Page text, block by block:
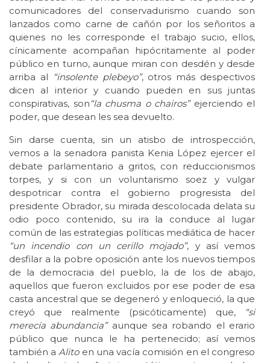
comunicadores del conservadurismo cuando son
lanzados como carne de cañón por los señoritos a
quienes no les corresponde el trabajo sucio, ellos,
cínicamente acompañan hipócritamente al poder
público en turno, aunque miran con desdén y desde
arriba al
“insolente plebeyo”, otros más despectivos
dicen al interior y cuando pueden en sus juntas
conspirativas, son “la chusma o chairos” ejerciendo el
poder, que desean les sea devuelto.
Sin darse cuenta, sin un atisbo de introspección,
vemos a la senadora panista Kenia López ejercer el
debate parlamentario a gritos, con reduccionismos
torpes, y si con un voluntarismo soez y vulgar
despotricar contra el gobierno progresista del
presidente Obrador, su mirada descolocada delata su
odio poco contenido, su ira la conduce al lugar
común de las estrategias políticas mediática de hacer
“un incendio con un cerillo mojado”, y así vemos
desfilar a la pobre oposición ante los nuevos tiempos
de la democracia del pueblo, la de los de abajo,
aquellos que fueron excluidos por ese poder de esa
casta ancestral que se degeneró y enloqueció, la que
creyó que realmente (psicóticamente) que,
“si
merecía abundancia”aunque sea robando el erario
público que nunca le ha pertenecido; así vemos
también aAlito en una vacía comisión en el congreso